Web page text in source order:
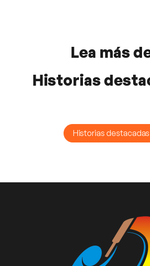
Lea más
Historias
Historias destacadas